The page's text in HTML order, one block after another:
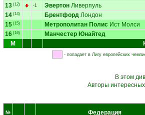
13 (12) -1 Эвертон Ливерпуль
14 (14) Брентфорд Лондон
15 (15) Метрополитан Полис Ист Молси
16 (16)
Манчестер Юнайтед
М
- попадает в Лигу европейских
В этом
Авторы интересных
№ Федерация